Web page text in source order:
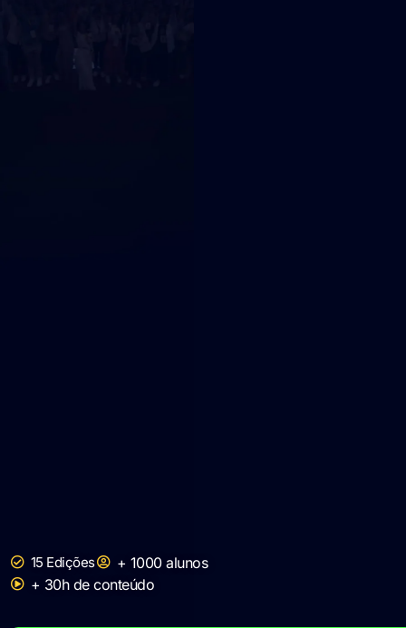
15 Edições
+ 1000 alunos
+ 30h de conteúdo​